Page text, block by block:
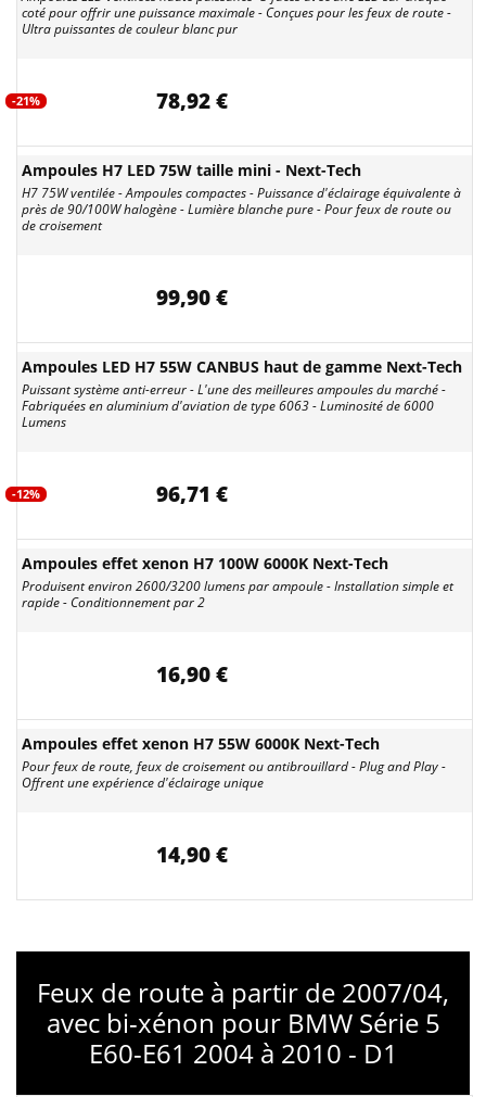
coté pour offrir une puissance maximale - Conçues pour les feux de route -
Ultra puissantes de couleur blanc pur
-21% 78,92 €
Ampoules H7 LED 75W taille mini - Next-Tech
H7 75W ventilée - Ampoules compactes - Puissance d'éclairage équivalente à
près de 90/100W halogène - Lumière blanche pure - Pour feux de route ou
de croisement
99,90 €
Ampoules LED H7 55W CANBUS haut de gamme Next-Tech
Puissant système anti-erreur - L'une des meilleures ampoules du marché -
Fabriquées en aluminium d'aviation de type 6063 - Luminosité de 6000
Lumens
-12% 96,71 €
Ampoules effet xenon H7 100W 6000K Next-Tech
Produisent environ 2600/3200 lumens par ampoule - Installation simple et
rapide - Conditionnement par 2
16,90 €
Ampoules effet xenon H7 55W 6000K Next-Tech
Pour feux de route, feux de croisement ou antibrouillard - Plug and Play -
Offrent une expérience d'éclairage unique
14,90 €
Feux de route à partir de 2007/04,
avec bi-xénon pour BMW Série 5
E60-E61 2004 à 2010 - D1